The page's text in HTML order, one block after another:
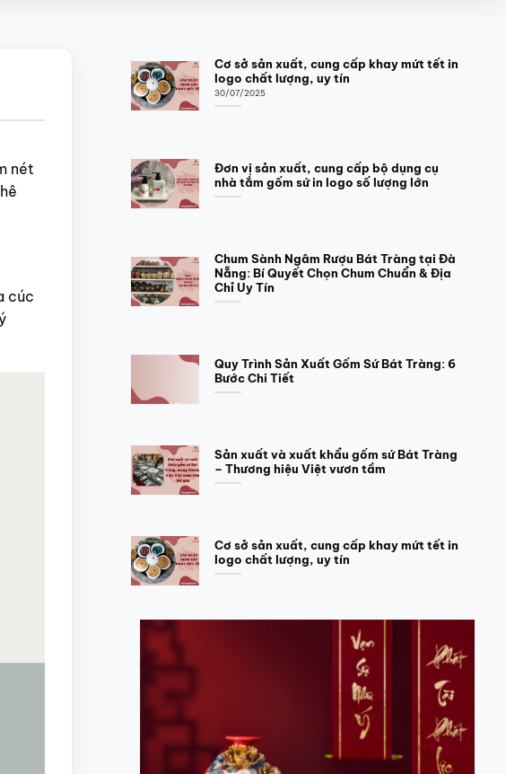
nét
cúc
Cơ sở sản xuất, cung cấp khay mứt tết in
logo chất lượng, uy tín
30/07/2025
Đơn vị sản xuất, cung cấp bộ dụng cụ
nhà tắm gốm sứ in logo số lượng lớn
Chum Sành Ngâm Rượu Bát Tràng tại Đà
Nẵng: Bí Quyết Chọn Chum Chuẩn & Địa
Chỉ Uy Tín
Quy Trình Sản Xuất Gốm Sứ Bát Tràng: 6
Bước Chi Tiết
Sản xuất và xuất khẩu gốm sứ Bát Tràng
– Thương hiệu Việt vươn tầm
Cơ sở sản xuất, cung cấp khay mứt tết in
logo chất lượng, uy tín